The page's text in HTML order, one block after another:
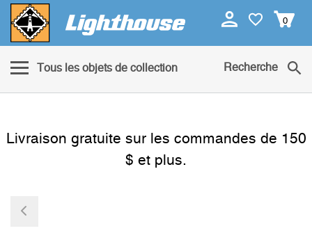
0
Tous les objets de collection Recherche
Livraison gratuite sur les commandes de 150
$ et plus.